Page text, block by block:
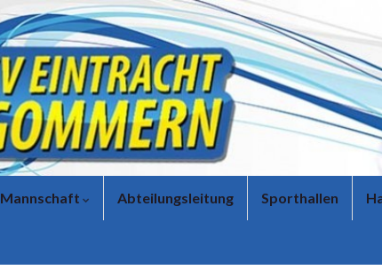
Mannschaft Abteilungsleitung Sporthallen